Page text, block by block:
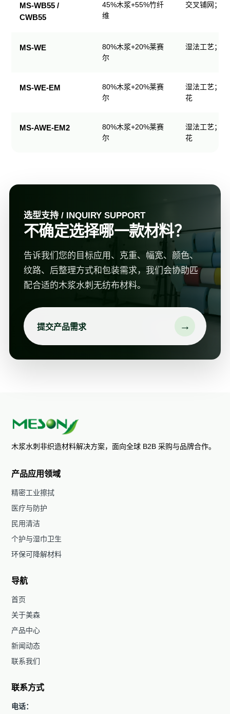
MS-WB55 /
CWB55
45%木浆+55%竹纤
维
交叉铺网；
MS-WE
80%木浆+20%莱赛
尔
湿法工艺；
MS-WE-EM
80%木浆+20%莱赛
尔
湿法工艺；
花
MS-AWE-EM2
80%木浆+20%莱赛
尔
湿法工艺；
花
选型支持 / INQUIRY SUPPORT
不确定选择哪一款材料？
告诉我们您的目标应用、克重、幅宽、颜色、
纹路、后整理方式和包装需求，我们会协助匹
配合适的木浆水刺无纺布材料。
提交产品需求 →
木浆水刺非织造材料解决方案，面向全球 B2B 采购与品牌合作。
产品应用领域
精密工业擦拭
医疗与防护
民用清洁
个护与湿巾卫生
环保可降解材料
导航
首页
关于美森
产品中心
新闻动态
联系我们
联系方式
电话：